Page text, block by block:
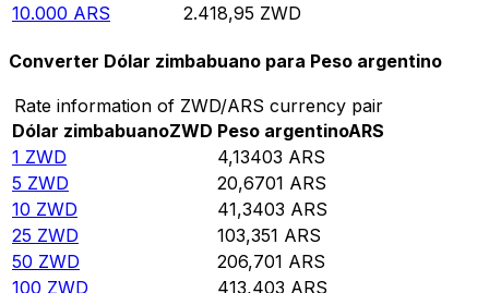
10.000 ARS 2.418,95 ZWD
Converter Dólar zimbabuano para Peso argentino
Rate information of ZWD/ARS currency pair
Dólar zimbabuanoZWD Peso argentinoARS
1 ZWD 4,13403 ARS
5 ZWD 20,6701 ARS
10 ZWD 41,3403 ARS
25 ZWD 103,351 ARS
50 ZWD 206,701 ARS
100 ZWD 413,403 ARS